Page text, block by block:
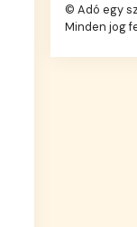
© Adó egy
Minden jog